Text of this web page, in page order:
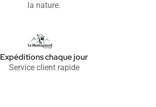
la nature.
Expéditions chaque jour
Service client rapide